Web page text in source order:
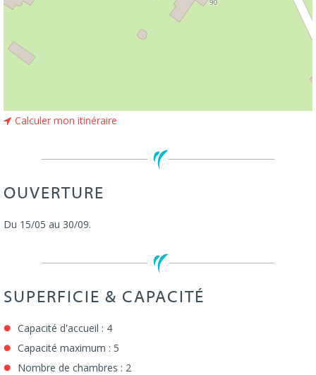
Calculer mon itinéraire
OUVERTURE
Du 15/05 au 30/09.
SUPERFICIE & CAPACITÉ
Capacité d'accueil : 4
Capacité maximum : 5
Nombre de chambres : 2